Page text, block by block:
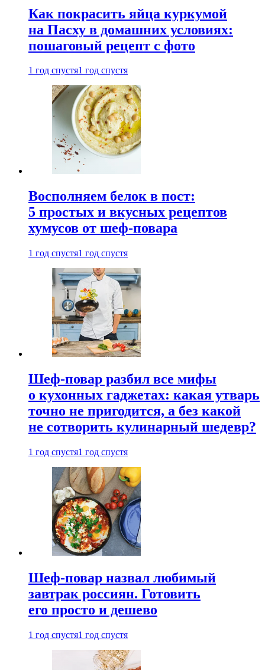
Как покрасить яйца куркумой
на Пасху в домашних условиях:
пошаговый рецепт с фото
1 год спустя1 год спустя
Восполняем белок в пост:
5 простых и вкусных рецептов
хумусов от шеф-повара
1 год спустя1 год спустя
Шеф-повар разбил все мифы
о кухонных гаджетах: какая утварь
точно не пригодится, а без какой
не сотворить кулинарный шедевр?
1 год спустя1 год спустя
Шеф-повар назвал любимый
завтрак россиян. Готовить
его просто и дешево
1 год спустя1 год спустя